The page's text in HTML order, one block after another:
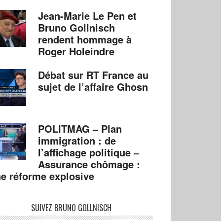
Jean-Marie Le Pen et
Bruno Gollnisch
rendent hommage à
Roger Holeindre
Débat sur RT France au
sujet de l’affaire Ghosn
POLITMAG – Plan
immigration : de
l’affichage politique –
Assurance chômage :
réforme explosive
SUIVEZ BRUNO GOLLNISCH